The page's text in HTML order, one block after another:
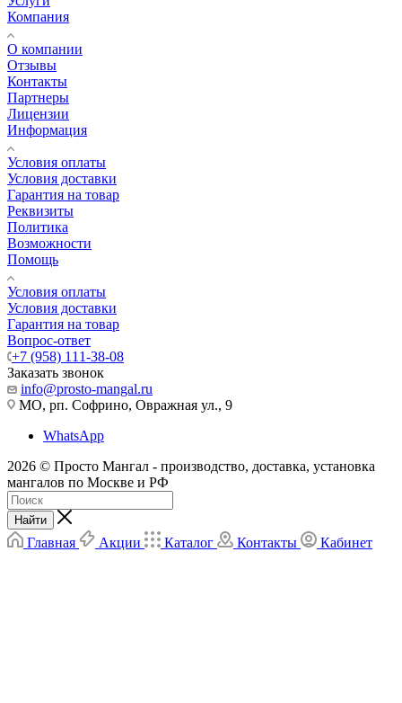
Компания
О компании
Отзывы
Контакты
Партнеры
Лицензии
Информация
Условия оплаты
Условия доставки
Гарантия на товар
Реквизиты
Политика
Возможности
Помощь
Условия оплаты
Условия доставки
Гарантия на товар
Вопрос-ответ
+7 (958) 111-38-08
Заказать звонок
info@prosto-mangal.ru
МО, рп. Софрино, Овражная ул., 9
WhatsApp
2026 © Просто Мангал - производство, доставка, установка
мангалов по Москве и РФ
Найти
Главная Акции Каталог Контакты Кабинет